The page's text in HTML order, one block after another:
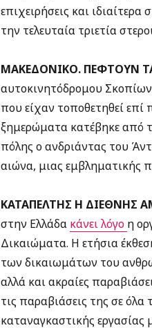
επιχειρήσεις και
την τελευταία τριετία
ΜΑΚΕΔΟΝΙΚΟ. ΠΕΦΤΟΥΝ
αυτοκινητόδρομου
που είχαν τοποθετηθεί
ξημερώματα κατέβηκε από
πόλης ο ανδριάντας του
αιώνα, μιας εμβληματικής
ΚΑΤΑΠΕΛΤΗΣ Η ΔΙΕΘΝΗΣ
στην Ελλάδα κάνει λόγο η
Δικαιώματα. Η ετήσια
των δικαιωμάτων του
αλλά και ακραίες
τις παραβιάσεις της σε
καταναγκαστικής